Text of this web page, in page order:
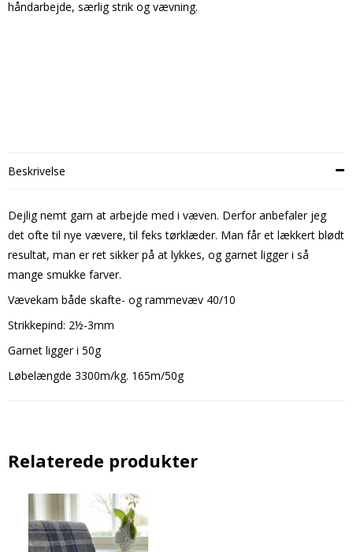
håndarbejde, særlig strik og vævning.
Beskrivelse
Dejlig nemt garn at arbejde med i væven. Derfor anbefaler jeg
det ofte til nye vævere, til feks tørklæder. Man får et lækkert blødt
resultat, man er ret sikker på at lykkes, og garnet ligger i så
mange smukke farver.
Vævekam både skafte- og rammevæv 40/10
Strikkepind: 2½-3mm
Garnet ligger i 50g
Løbelængde 3300m/kg. 165m/50g
Relaterede produkter